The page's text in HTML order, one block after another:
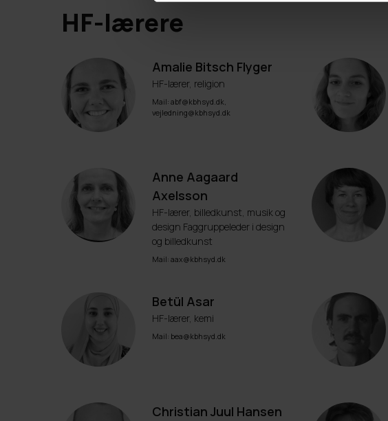
HF-lærere
Amalie Bitsch Flyger
HF-lærer, religion
Mail: abf@kbhsyd.dk,
vejledning@kbhsyd.dk
Anne Aagaard
Axelsson
HF-lærer, billedkunst, musik og
design Faggruppeleder i design
og billedkunst
Mail: aax@kbhsyd.dk
Betül Asar
HF-lærer, kemi
Mail: bea@kbhsyd.dk
Christian Juul Hansen